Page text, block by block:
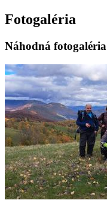
Fotogaléria
Náhodná fotogaléria